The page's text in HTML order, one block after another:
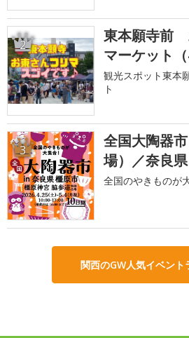
2
東本願寺前
マーケット
観光スポット東本
ト
3
全国大陶器
場）／奈良県
全国のやきものが
関西のGW人気イベント